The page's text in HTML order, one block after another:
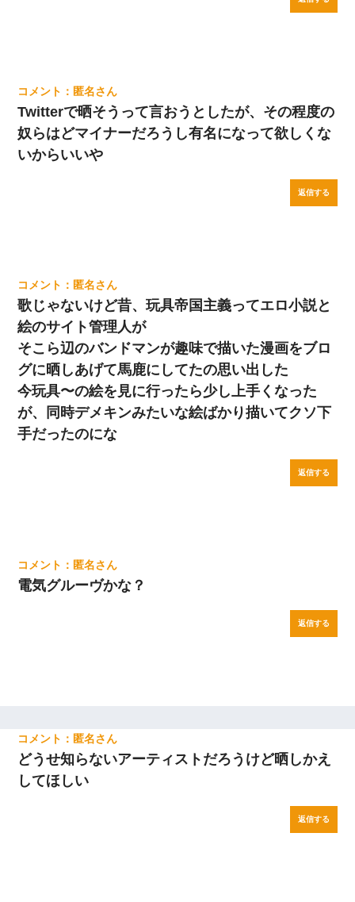
匿名
Twitterで晒そうって言おうとしたが、その程度の
奴らはどマイナーだろうし有名になって欲しくな
いからいいや
返信する
匿名
歌じゃないけど昔、玩具帝国主義ってエロ小説と
絵のサイト管理人が
そこら辺のバンドマンが趣味で描いた漫画をブロ
グに晒しあげて馬鹿にしてたの思い出した
今玩具〜の絵を見に行ったら少し上手くなった
が、同時デメキンみたいな絵ばかり描いてクソ下
手だったのにな
返信する
匿名
電気グルーヴかな？
返信する
匿名
どうせ知らないアーティストだろうけど晒しかえ
してほしい
返信する